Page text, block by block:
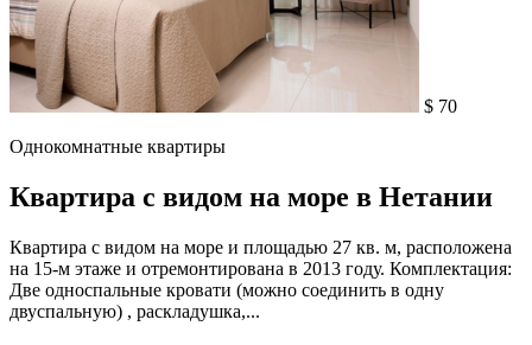
$ 70
Однокомнатные квартиры
Квартира с видом на море в Нетании
Квартира с видом на море и площадью 27 кв. м, расположена
на 15-м этаже и отремонтирована в 2013 году. Комплектация:
Две односпальные кровати (можно соединить в одну
двуспальную) , раскладушка,...